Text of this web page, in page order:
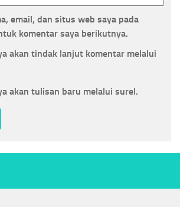
email, dan situs web saya pada
komentar saya berikutnya.
akan tindak lanjut komentar melalui
akan tulisan baru melalui surel.